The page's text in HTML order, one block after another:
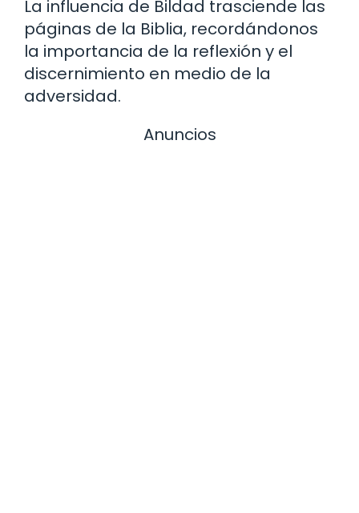
La influencia de Bildad trasciende las
páginas de la Biblia, recordándonos
la importancia de la reflexión y el
discernimiento en medio de la
adversidad.
Anuncios